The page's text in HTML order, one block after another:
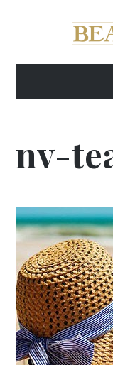
Beauty Zone Київ
nv-